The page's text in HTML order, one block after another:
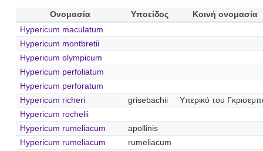
Ονομασία Υποείδος
Κοινή ονομασία
Hypericum maculatum
Hypericum montbretii
Hypericum olympicum
Hypericum perfoliatum
Hypericum perforatum
Hypericum richeri
grisebachii
Υπερικό του
Hypericum rochelii
Hypericum rumeliacum
apollinis
Hypericum rumeliacum
rumeliacum